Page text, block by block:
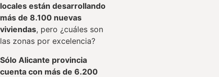
locales están desarrollando
más de 8.100 nuevas
viviendas, pero ¿cuáles son
las zonas por excelencia?
Sólo Alicante provincia
cuenta con más de 6.200